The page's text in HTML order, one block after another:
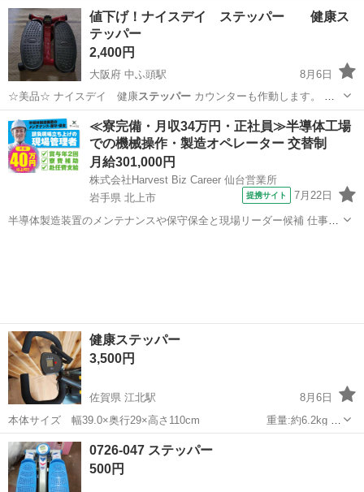
熊本 宇城市 小川駅 その他
値下げ！ナイスデイ ステッパー 健康ス
テッパー
2,400円
大阪府 中ふ頭駅
8月6日
☆美品☆ ナイスデイ 健康ステッパーカウンターも作動します。 負
荷…
大阪 大阪市 中ふ頭駅 スポーツ
≪寮完備・月収34万円・正社員≫半導体工場
での機械操作・製造オペレーター 交替制
月給301,000円
株式会社Harvest Biz Career 仙台営業所
岩手県 北上市
提携サイト 7月22日
半導体製造装置のメンテナンスや保守保全と現場リーダー候補 仕事内
健康ステッパー
3,500円
佐賀県 江北駅
8月6日
本体サイズ 幅39.0×奥行29×高さ110cm 重量:約6.2kg 大
体半年ほど利用しました。 ステップを踏み込む際に少し音が鳴りま
す。 よろしくお願い致しますm(_ _)m
佐賀 杵島郡 フィットネス、トレーニング
0726-047 ステッパー
500円